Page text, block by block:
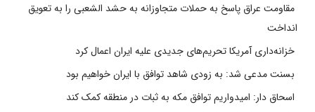
مقاومت عراق پاسخ به حملات متجاوزانه به حشد الشعبی را به تعویق
انداخت
خزانه‌داری آمریکا تحریم‌های جدیدی علیه ایران اعمال کرد
بسنت مدعی شد: به زودی شاهد توافق با ایران خواهیم بود
اسحاق دار: امیدواریم توافق مکه به ثبات در منطقه کمک کند